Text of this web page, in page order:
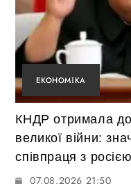
ЕКОНОМІКА
КНДР отримала
великої війни:
співпраця з
07.08.2026 21:50